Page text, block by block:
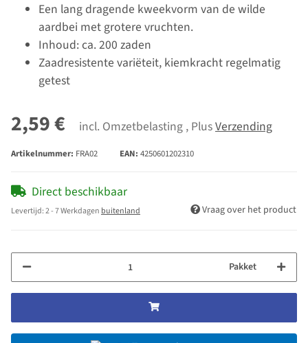
Een lang dragende kweekvorm van de wilde
aardbei met grotere vruchten.
Inhoud: ca. 200 zaden
Zaadresistente variëteit, kiemkracht regelmatig
getest
2,59 € incl. Omzetbelasting , PlusVerzending
Artikelnummer: FRA02 EAN: 4250601202310
Direct beschikbaar
Levertijd:2 - 7 Werkdagen buitenland Vraag over het product
Pakket